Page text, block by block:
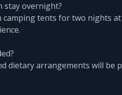
stay overnight?
camping tents for two nights
dietary arrangements will